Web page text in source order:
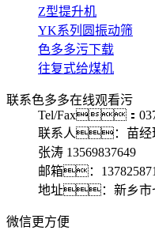
Z型提升机
YK系列圆振动筛
色多多污下载
往复式给煤机
联系色多多在线观看污
Tel/Fax：
联系人：苗经
张涛 13569837649
邮箱：
地址：新乡市
微信更方便